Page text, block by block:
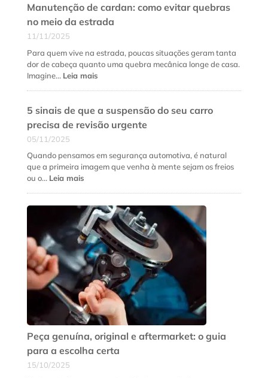
serviço?
clientes
na
além
do
preço
Manutenção de cardan: como evitar quebras
no meio da estrada
11/11/2025
Para quem vive na estrada, poucas situações geram tanta
dor de cabeça quanto uma quebra mecânica longe de casa.
Imagine… Leia mais:
cardan:
como
no
meio
5 sinais de que a suspensão do seu carro
precisa de revisão urgente
05/11/2025
Quando pensamos em segurança automotiva, é natural
que a primeira imagem que venha à mente sejam os freios
ou o… Leia mais:
de
que
a
suspensão
do
seu
carro
precisa
de
revisão
urgente
Peça genuína, original e aftermarket: o guia
para a escolha certa
15/10/2025